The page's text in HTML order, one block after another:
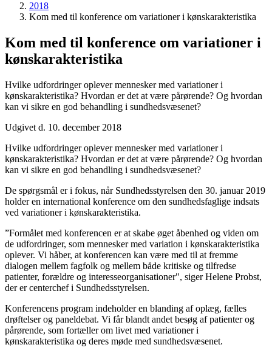
2018
Kom med til konference om variationer i kønskarakteristika
Kom med til konference om variationer i
kønskarakteristika
Hvilke udfordringer oplever mennesker med variationer i
kønskarakteristika? Hvordan er det at være pårørende? Og hvordan
kan vi sikre en god behandling i sundhedsvæsenet?
Udgivet d. 10. december 2018
Hvilke udfordringer oplever mennesker med variationer i
kønskarakteristika? Hvordan er det at være pårørende? Og hvordan
kan vi sikre en god behandling i sundhedsvæsenet?
De spørgsmål er i fokus, når Sundhedsstyrelsen den 30. januar 2019
holder en international konference om den sundhedsfaglige indsats
ved variationer i kønskarakteristika.
”Formålet med konferencen er at skabe øget åbenhed og viden om
de udfordringer, som mennesker med variation i kønskarakteristika
oplever. Vi håber, at konferencen kan være med til at fremme
dialogen mellem fagfolk og mellem både kritiske og tilfredse
patienter, forældre og interesseorganisationer", siger Helene Probst,
der er centerchef i Sundhedsstyrelsen.
Konferencens program indeholder en blanding af oplæg, fælles
drøftelser og paneldebat. Vi får blandt andet besøg af patienter og
pårørende, som fortæller om livet med variationer i
kønskarakteristika og deres møde med sundhedsvæsenet.